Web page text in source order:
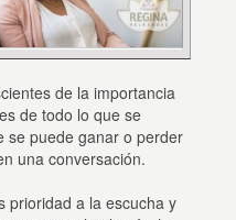
de la importancia
de todo lo que se
se puede ganar o perder
una conversación.
prioridad a la escucha y